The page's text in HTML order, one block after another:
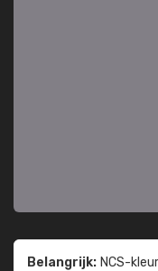
Belangrijk: NCS-